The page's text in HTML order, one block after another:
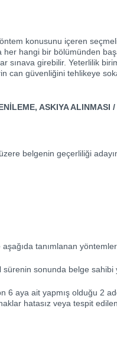
konusunu içeren
her hangi bir bölümünden
sınava girebilir. Yeterlilik
can güvenliğini tehlikeye
ASKIYA ALINMASI
belgenin geçerliliği
tanımlanan
sürenin sonunda belge
6 aya ait yapmış olduğu 2
hatasız veya tespit